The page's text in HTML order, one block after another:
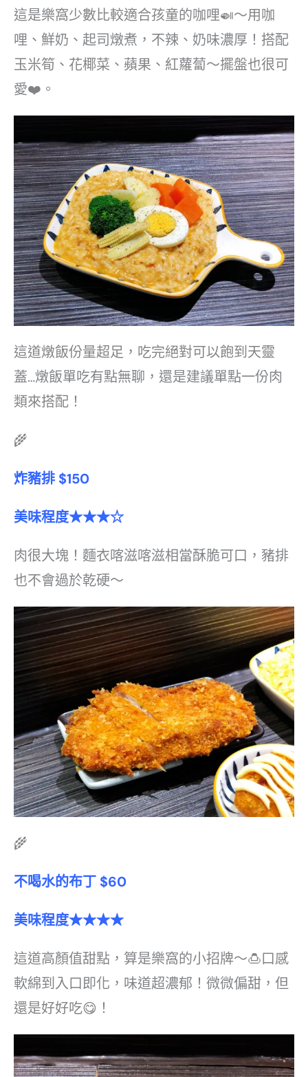
這是樂窩少數比較適合孩童的咖哩🍛～用咖
哩、鮮奶、起司燉煮，不辣、奶味濃厚！搭配
玉米筍、花椰菜、蘋果、紅蘿蔔～擺盤也很可
愛❤️。
這道燉飯份量超足，吃完絕對可以飽到天靈
蓋…燉飯單吃有點無聊，還是建議單點一份肉
類來搭配！
🌾
炸豬排 $150
美味程度★★★☆
肉很大塊！麵衣喀滋喀滋相當酥脆可口，豬排
也不會過於乾硬～
🌾
不喝水的布丁 $60
美味程度★★★★
這道高顏值甜點，算是樂窩的小招牌～🍮口感
軟綿到入口即化，味道超濃郁！微微偏甜，但
還是好好吃😋！